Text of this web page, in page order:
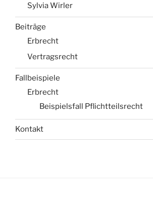
Sylvia Wirler
Beiträge
Erbrecht
Vertragsrecht
Fallbeispiele
Erbrecht
Beispielsfall Pflichtteilsrecht
Kontakt